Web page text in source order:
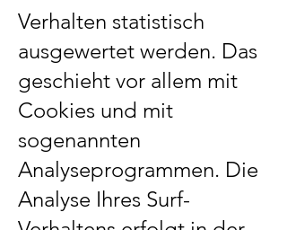
Verhalten statistisch
ausgewertet werden. Das
geschieht vor allem mit
Cookies und mit
sogenannten
Analyseprogrammen. Die
Analyse Ihres Surf-